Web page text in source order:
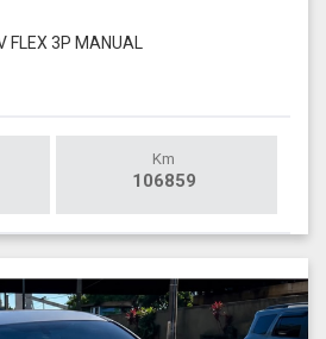
FLEX 3P MANUAL
Km
106859